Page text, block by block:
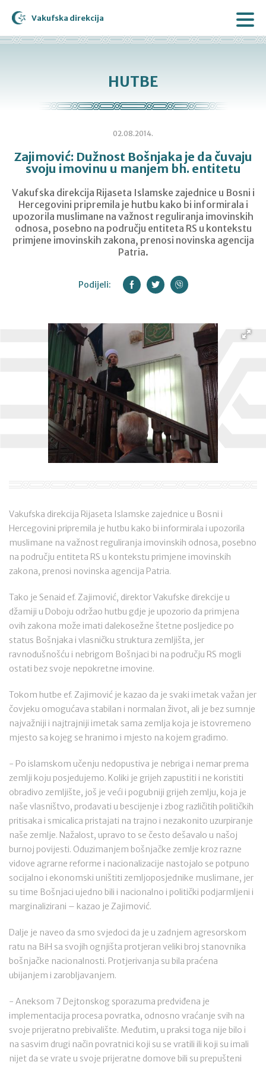
Vakufska direkcija
HUTBE
02.08.2014.
Zajimović: Dužnost Bošnjaka je da čuvaju
svoju imovinu u manjem bh. entitetu
Vakufska direkcija Rijaseta Islamske zajednice u Bosni i
Hercegovini pripremila je hutbu kako bi informirala i
upozorila muslimane na važnost reguliranja imovinskih
odnosa, posebno na području entiteta RS u kontekstu
primjene imovinskih zakona, prenosi novinska agencija
Patria.
Podijeli:
Vakufska direkcija Rijaseta Islamske zajednice u Bosni i
Hercegovini pripremila je hutbu kako bi informirala i upozorila
muslimane na važnost reguliranja imovinskih odnosa, posebno
na području entiteta RS u kontekstu primjene imovinskih
zakona, prenosi novinska agencija Patria.
Tako je Senaid ef. Zajimović, direktor Vakufske direkcije u
džamiji u Doboju održao hutbu gdje je upozorio da primjena
ovih zakona može imati dalekosežne štetne posljedice po
status Bošnjaka i vlasničku struktura zemljišta, jer
ravnodušnošću i nebrigom Bošnjaci bi na području RS mogli
ostati bez svoje nepokretne imovine.
Tokom hutbe ef. Zajimović je kazao da je svaki imetak važan jer
čovjeku omogućava stabilan i normalan život, ali je bez sumnje
najvažniji i najtrajniji imetak sama zemlja koja je istovremeno
mjesto sa kojeg se hranimo i mjesto na kojem gradimo.
- Po islamskom učenju nedopustiva je nebriga i nemar prema
zemlji koju posjedujemo. Koliki je grijeh zapustiti i ne koristiti
obradivo zemljište, još je veći i pogubniji grijeh zemlju, koja je
naše vlasništvo, prodavati u bescijenje i zbog različitih političkih
pritisaka i smicalica pristajati na trajno i nezakonito uzurpiranje
naše zemlje. Nažalost, upravo to se često dešavalo u našoj
burnoj povijesti. Oduzimanjem bošnjačke zemlje kroz razne
vidove agrarne reforme i nacionalizacije nastojalo se potpuno
socijalno i ekonomski uništiti zemljoposjednike muslimane, jer
su time Bošnjaci ujedno bili i nacionalno i politički podjarmljeni i
marginalizirani – kazao je Zajimović.
Dalje je naveo da smo svjedoci da je u zadnjem agresorskom
ratu na BiH sa svojih ognjišta protjeran veliki broj stanovnika
bošnjačke nacionalnosti. Protjerivanja su bila praćena
ubijanjem i zarobljavanjem.
- Aneksom 7 Dejtonskog sporazuma predviđena je
implementacija procesa povratka, odnosno vraćanje svih na
svoje prijeratno prebivalište. Međutim, u praksi toga nije bilo i
na sasvim drugi način povratnici koji su se vratili ili koji su imali
nijet da se vrate u svoje prijeratne domove bili su prepušteni